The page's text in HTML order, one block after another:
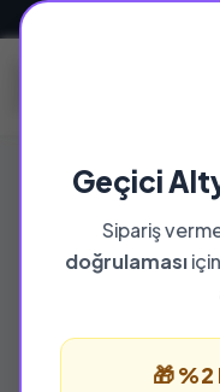
Geçici
Sipariş
doğrulaması
🎁
YAYINEVI
Cumhuriyet
bu sayfada